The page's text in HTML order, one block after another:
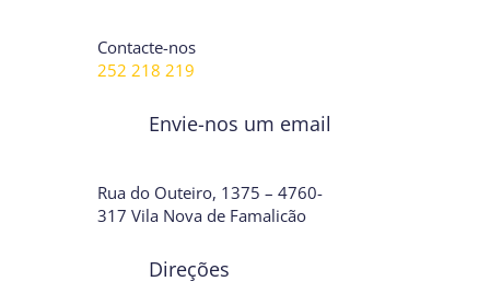
Contacte-nos
252 218 219
Envie-nos um email
Rua do Outeiro, 1375 – 4760-
317 Vila Nova de Famalicão
Direções